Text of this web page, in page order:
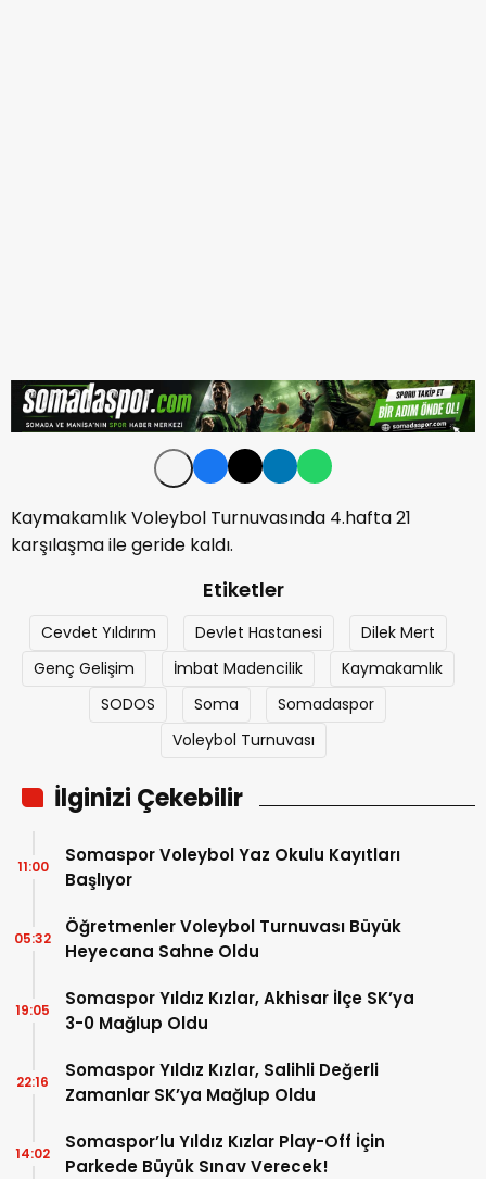
Kaymakamlık Voleybol Turnuvasında 4.hafta 21
karşılaşma ile geride kaldı.
Etiketler
Cevdet Yıldırım Devlet Hastanesi
Dilek Mert
Genç Gelişim
İmbat Madencilik
Kaymakamlık
SODOS
Soma
Somadaspor
Voleybol Turnuvası
İlginizi Çekebilir
Somaspor Voleybol Yaz Okulu Kayıtları
Başlıyor
11:00
Öğretmenler Voleybol Turnuvası Büyük
Heyecana Sahne Oldu
05:32
Somaspor Yıldız Kızlar, Akhisar İlçe SK’ya
3-0 Mağlup Oldu
19:05
Somaspor Yıldız Kızlar, Salihli Değerli
Zamanlar SK’ya Mağlup Oldu
22:16
Somaspor’lu Yıldız Kızlar Play-Off İçin
Parkede Büyük Sınav Verecek!
14:02